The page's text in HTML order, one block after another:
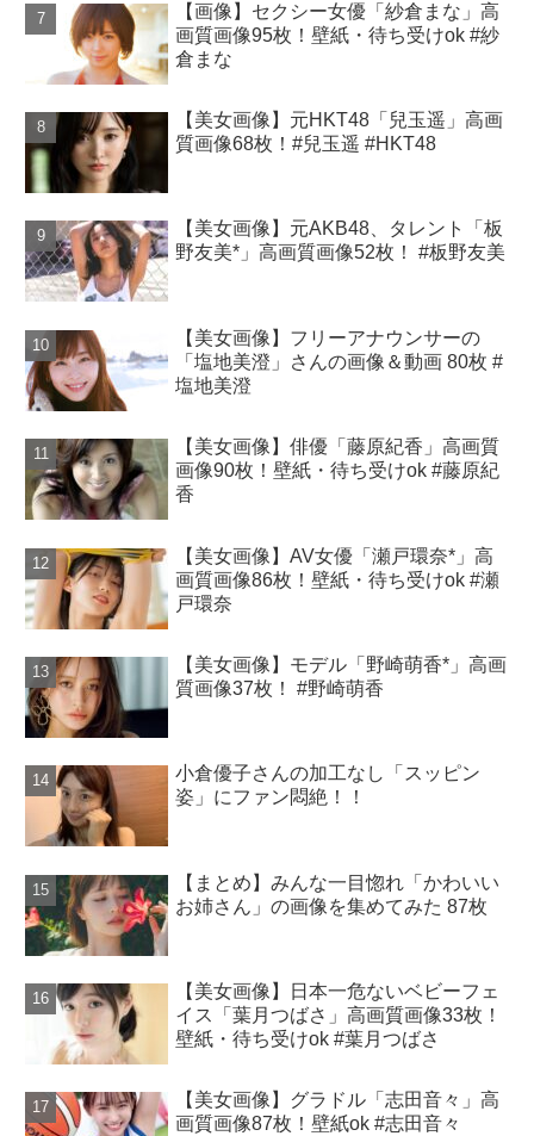
【画像】セクシー女優「紗倉まな」高
画質画像95枚！壁紙・待ち受けok #紗
倉まな
【美女画像】元HKT48「兒玉遥」高画
質画像68枚！#兒玉遥 #HKT48
【美女画像】元AKB48、タレント「板
野友美*」高画質画像52枚！ #板野友美
【美女画像】フリーアナウンサーの
「塩地美澄」さんの画像＆動画 80枚 #
塩地美澄
【美女画像】俳優「藤原紀香」高画質
画像90枚！壁紙・待ち受けok #藤原紀
香
【美女画像】AV女優「瀬戸環奈*」高
画質画像86枚！壁紙・待ち受けok #瀬
戸環奈
【美女画像】モデル「野崎萌香*」高画
質画像37枚！ #野崎萌香
小倉優子さんの加工なし「スッピン
姿」にファン悶絶！！
【まとめ】みんな一目惚れ「かわいい
お姉さん」の画像を集めてみた 87枚
【美女画像】日本一危ないベビーフェ
イス「葉月つばさ」高画質画像33枚！
壁紙・待ち受けok #葉月つばさ
【美女画像】グラドル「志田音々」高
画質画像87枚！壁紙ok #志田音々